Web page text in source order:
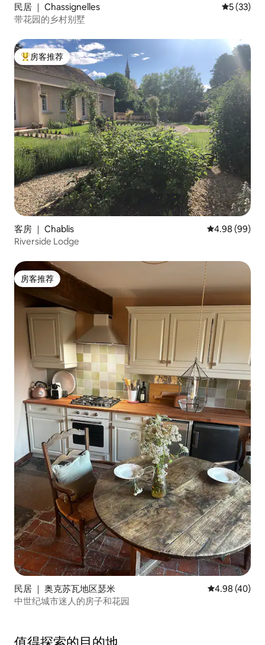
民居 ｜ Chassignelles 平均评分
5 (33)
带花园的乡村别墅
热门「房客推荐」
房客推荐
客房 ｜ Chablis 平均评分 4.98
4.98 (99)
Riverside Lodge
房客推荐
房客推荐
民居 ｜ 奥克苏瓦地区瑟米 平均评分
4.98 (40)
中世纪城市迷人的房子和花园